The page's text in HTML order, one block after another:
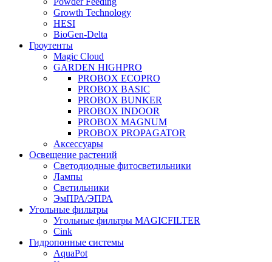
Growth Technology
HESI
BioGen-Delta
Гроутенты
Magic Cloud
GARDEN HIGHPRO
PROBOX ECOPRO
PROBOX BASIC
PROBOX BUNKER
PROBOX INDOOR
PROBOX MAGNUM
PROBOX PROPAGATOR
Аксессуары
Освещение растений
Светодиодные фитосветильники
Лампы
Светильники
ЭмПРА/ЭПРА
Угольные фильтры
Угольные фильтры MAGICFILTER
Cink
Гидропонные системы
AquaPot